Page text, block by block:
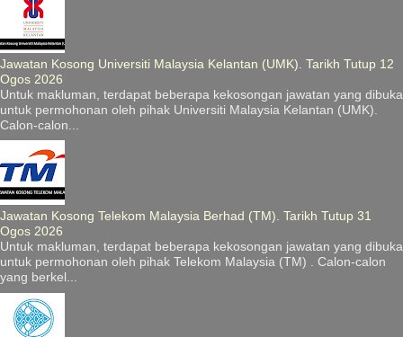
Jawatan Kosong Universiti Malaysia Kelantan (UMK). Tarikh Tutup 12
Ogos 2026
Untuk makluman, terdapat beberapa kekosongan jawatan yang dibuka
untuk permohonan oleh pihak Universiti Malaysia Kelantan (UMK).
Calon-calon...
Jawatan Kosong Telekom Malaysia Berhad (TM). Tarikh Tutup 31
Ogos 2026
Untuk makluman, terdapat beberapa kekosongan jawatan yang dibuka
untuk permohonan oleh pihak Telekom Malaysia (TM) . Calon-calon
yang berkel...